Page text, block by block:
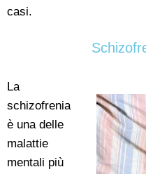
casi.
La
schizofrenia
è una delle
malattie
mentali più